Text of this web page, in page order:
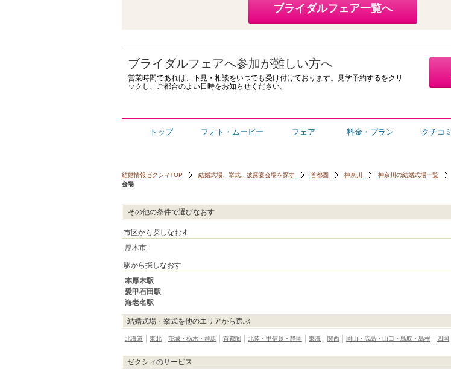
ブライダルフェア一覧へ
ブライダルフェアへ参加が難しい方へ
営業時間であれば、下見・相談をいつでも受け付けております。見学予約するをクリ
ックし、ご都合のよい日時をお知らせください。
トップ フォト・ムービー フェア 料金・プラン クチコミ
結婚情報ゼクシィTOP 結婚式場、挙式、披露宴会場を探す 首都圏 神奈川 神奈川の結婚式場一覧
会場
その他の条件で選びなおす
市区から探しなおす
厚木市
駅から探しなおす
本厚木駅
愛甲石田駅
海老名駅
結婚式場・挙式を他のエリアから選ぶ
北海道 東北 茨城・栃木・群馬 首都圏 北陸・甲信越・静岡 東海 関西 岡山・広島・山口・鳥取・島根 四国
ゼクシィのサービス